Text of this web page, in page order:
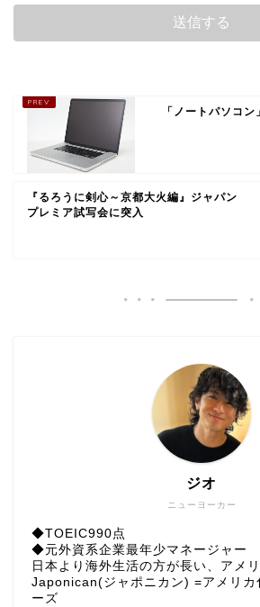
「ノートパソコ
『るろうに剣心～京都大火編』ジャパン
プレミア試写会に突入
ニューヨーカー
ジオ
◆TOEIC990点
◆元外資系企業最年少マネージャー
日本より海外生活の方が長い、アメ
Japonican(ジャポニカン) =アメリカ
ーズ